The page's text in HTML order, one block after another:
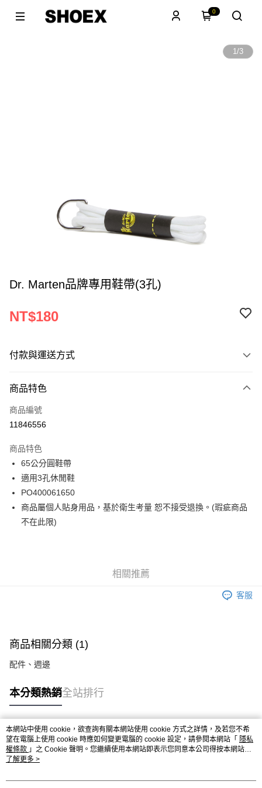
0
1/3
Dr. Marten品牌專用鞋帶(3孔)
NT$180
付款與運送方式
信用卡一次付款
ATM付款
運送方式
宅配
每筆NT$120
商品特色
商品編號
11846556
商品特色
65公分圓鞋帶
適用3孔休閒鞋
PO400061650
商品屬個人貼身用品，基於衛生考量 恕不接受退換。(瑕疵商品
不在此限)
相關推薦
客服
商品相關分類 (1)
配件、週邊
本分類熱銷全站排行
熱門標籤
本網站中使用 cookie，欲查詢有關本網站使用 cookie 方式之詳情，及若您不希
望在電腦上使用 cookie 時應如何變更電腦的 cookie 設定，請參閱本網站「 隱私
權條款 」之 Cookie 聲明。您繼續使用本網站即表示您同意本公司得按本網站使
用條款之 Cookie 聲明使用 cookie。
了解更多 >